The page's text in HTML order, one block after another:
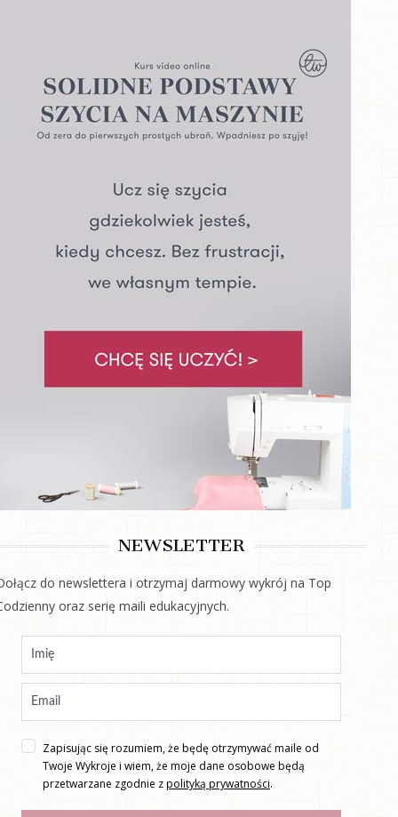
NEWSLETTER
do newslettera i otrzymaj darmowy wykrój na Top
oraz serię maili edukacyjnych.
Zapisując się rozumiem, że będę otrzymywać maile od
Twoje Wykroje i wiem, że moje dane osobowe będą
przetwarzane zgodnie zpolityką prywatności.